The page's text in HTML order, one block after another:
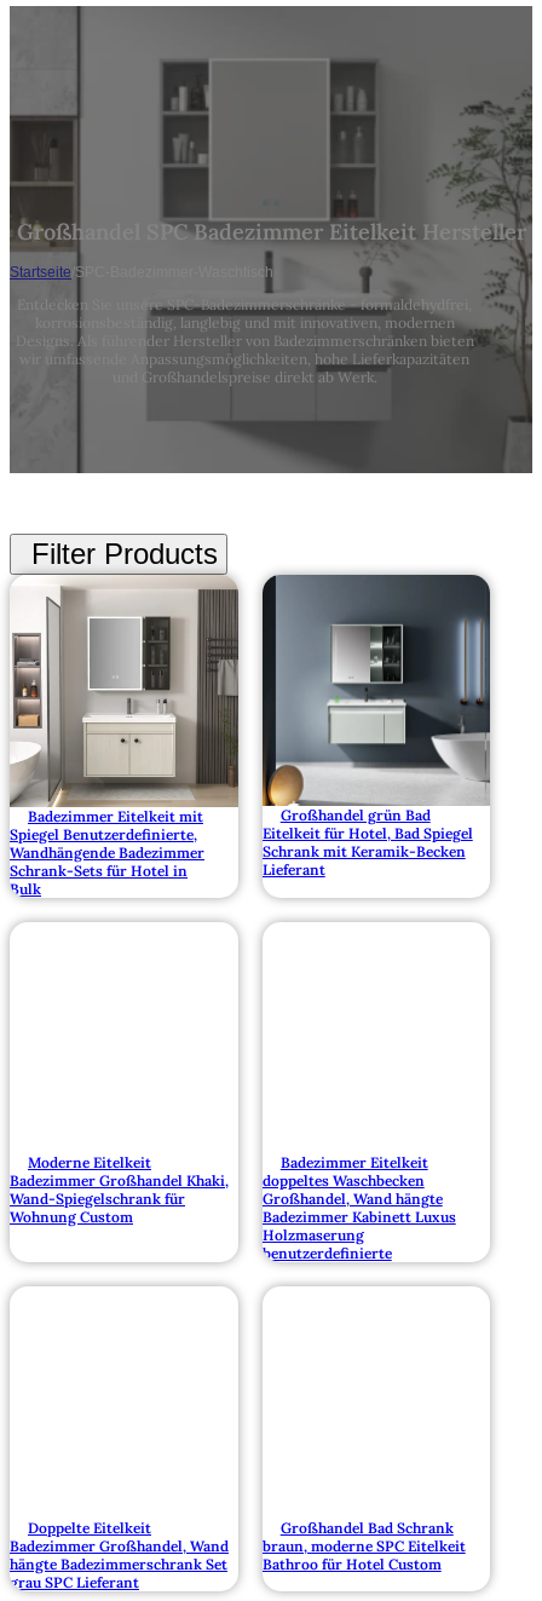
Großhandel SPC Badezimmer Eitelkeit Hersteller
Startseite /SPC-Badezimmer-Waschtisch
Entdecken Sie unsere SPC-Badezimmerschränke - formaldehydfrei,
korrosionsbeständig, langlebig und mit innovativen, modernen
Designs. Als führender Hersteller von Badezimmerschränken bieten
wir umfassende Anpassungsmöglichkeiten, hohe Lieferkapazitäten
und Großhandelspreise direkt ab Werk.
Badezimmer Eitelkeit mit
Spiegel Benutzerdefinierte,
Wandhängende Badezimmer
Schrank-Sets für Hotel in
Bulk
Großhandel grün Bad
Eitelkeit für Hotel, Bad Spiegel
Schrank mit Keramik-Becken
Lieferant
Moderne Eitelkeit
Badezimmer Großhandel Khaki,
Wand-Spiegelschrank für
Wohnung Custom
Badezimmer Eitelkeit
doppeltes Waschbecken
Großhandel, Wand hängte
Badezimmer Kabinett Luxus
Holzmaserung
benutzerdefinierte
Doppelte Eitelkeit
Badezimmer Großhandel, Wand
hängte Badezimmerschrank Set
grau SPC Lieferant
Großhandel Bad Schrank
braun, moderne SPC Eitelkeit
Bathroo für Hotel Custom